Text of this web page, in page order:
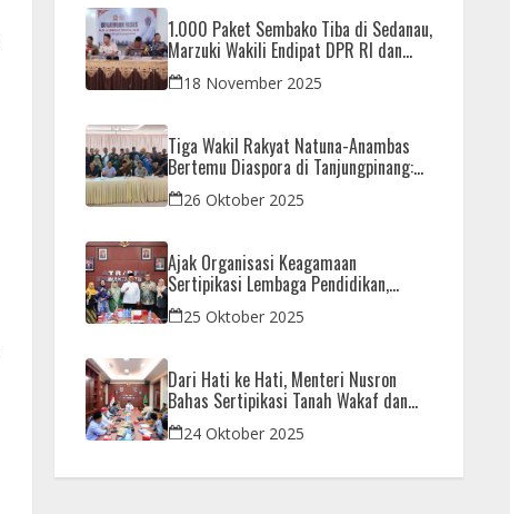
1.000 Paket Sembako Tiba di Sedanau,
Marzuki Wakili Endipat DPR RI dan
Iman Sutiawan Kawal Reses di Natuna
18 November 2025
Tiga Wakil Rakyat Natuna-Anambas
Bertemu Diaspora di Tanjungpinang:
Dorong Pemekaran Provinsi dan Jamin
Pemerataan Pembangunan
26 Oktober 2025
Ajak Organisasi Keagamaan
Sertipikasi Lembaga Pendidikan,
Menteri Nusron: Sebagai Early Warning
System
25 Oktober 2025
Dari Hati ke Hati, Menteri Nusron
Bahas Sertipikasi Tanah Wakaf dan
Rumah Ibadah di Kaltim
24 Oktober 2025